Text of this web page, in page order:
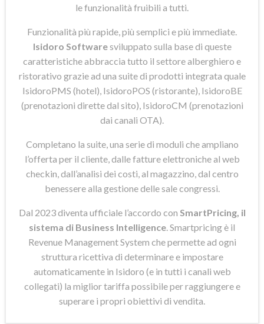
le funzionalità fruibili a tutti.
Funzionalità più rapide, più semplici e più immediate.
Isidoro Softwaresviluppato sulla base di queste
caratteristiche abbraccia tutto il settore alberghiero e
ristorativo grazie ad una suite di prodotti integrata quale
IsidoroPMS (hotel), IsidoroPOS (ristorante), IsidoroBE
(prenotazioni dirette dal sito), IsidoroCM (prenotazioni
dai canali OTA).
Completano la suite, una serie di moduli che ampliano
l’offerta per il cliente, dalle fatture elettroniche al web
checkin, dall’analisi dei costi, al magazzino, dal centro
benessere alla gestione delle sale congressi.
Dal 2023 diventa ufficiale l’accordo con SmartPricing, il
sistema di Business Intelligence . Smartpricing è il
Revenue Management System che permette ad ogni
struttura ricettiva di determinare e impostare
automaticamente in Isidoro (e in tutti i canali web
collegati) la miglior tariffa possibile per raggiungere e
superare i propri obiettivi di vendita.